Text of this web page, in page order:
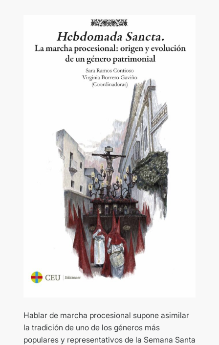
Hablar de marcha procesional supone asimilar
la tradición de uno de los géneros más
populares y representativos de la Semana Santa